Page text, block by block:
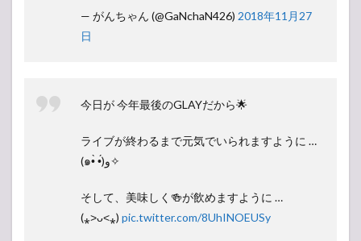
— がんちゃん (@GaNchaN426) 2018年11月27
日
今日が 今年最後のGLAYだから🌟
ライブが終わるまで元気でいられますように …
(๑•̀ •́)و✧
そして、美味しく🍻が飲めますように …
(⁎˃ᴗ˂⁎) pic.twitter.com/8UhINOEUSy